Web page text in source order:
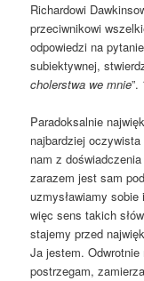
Richardowi
przeciwnikowi
odpowiedzi na
subiektywnej,
cholerstwa we mnie”.
Paradoksalnie
najbardziej
nam z
zarazem jest sam
uzmysławiamy
więc sens takich
stajemy przed
Ja jestem.
postrzegam,